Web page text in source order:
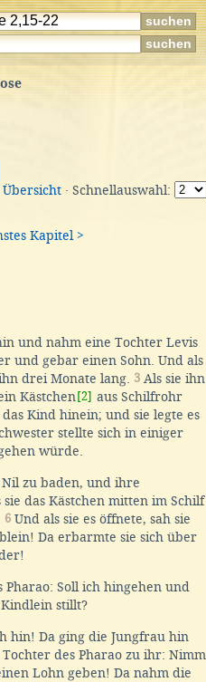
Übersicht · Schnellauswahl:
Kapitel >
und nahm eine Tochter Levis
und gebar einen Sohn. Und als
drei Monate lang. 3 Als sie ihn
Kästchen [2] aus Schilfrohr
Kind hinein; und sie legte es
stellte sich in einiger
würde.
zu baden, und ihre
das Kästchen mitten im Schilf
6 Und als sie es öffnete, sah sie
Da erbarmte sie sich über
Pharao: Soll ich hingehen und
stillt?
hin! Da ging die Jungfrau hin
des Pharao zu ihr: Nimm
Lohn geben! Da nahm die